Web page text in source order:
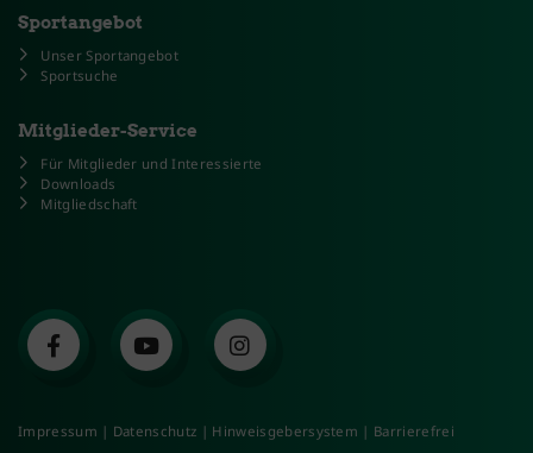
Sportangebot
Unser Sportangebot
Sportsuche
Mitglieder-Service
Für Mitglieder und Interessierte
Downloads
Mitgliedschaft
Impressum | Datenschutz | Hinweisgebersystem | Barrierefrei